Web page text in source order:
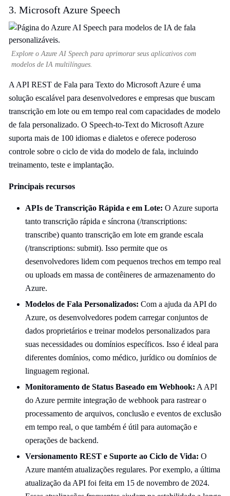
3. Microsoft Azure Speech
Explore o Azure AI Speech para aprimorar seus aplicativos com
modelos de IA multilíngues.
A API REST de Fala para Texto do Microsoft Azure é uma
solução escalável para desenvolvedores e empresas que buscam
transcrição em lote ou em tempo real com capacidades de modelo
de fala personalizado. O Speech-to-Text do Microsoft Azure
suporta mais de 100 idiomas e dialetos e oferece poderoso
controle sobre o ciclo de vida do modelo de fala, incluindo
treinamento, teste e implantação.
Principais recursos
APIs de Transcrição Rápida e em Lote: O Azure suporta
tanto transcrição rápida e síncrona (/transcriptions:
transcribe) quanto transcrição em lote em grande escala
(/transcriptions: submit). Isso permite que os
desenvolvedores lidem com pequenos trechos em tempo real
ou uploads em massa de contêineres de armazenamento do
Azure.
Modelos de Fala Personalizados: Com a ajuda da API do
Azure, os desenvolvedores podem carregar conjuntos de
dados proprietários e treinar modelos personalizados para
suas necessidades ou domínios específicos. Isso é ideal para
diferentes domínios, como médico, jurídico ou domínios de
linguagem regional.
Monitoramento de Status Baseado em Webhook: A API
do Azure permite integração de webhook para rastrear o
processamento de arquivos, conclusão e eventos de exclusão
em tempo real, o que também é útil para automação e
operações de backend.
Versionamento REST e Suporte ao Ciclo de Vida: O
Azure mantém atualizações regulares. Por exemplo, a última
atualização da API foi feita em 15 de novembro de 2024.